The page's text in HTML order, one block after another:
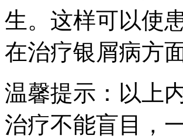
生。这样可以使
在治疗银屑病方
温馨提示：以上
治疗不能盲目，